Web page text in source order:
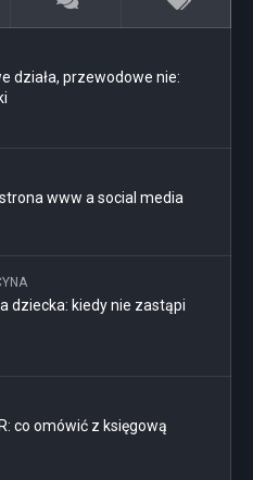
działa, przewodowe nie:
www a social media
dziecka: kiedy nie zastąpi
co omówić z księgową